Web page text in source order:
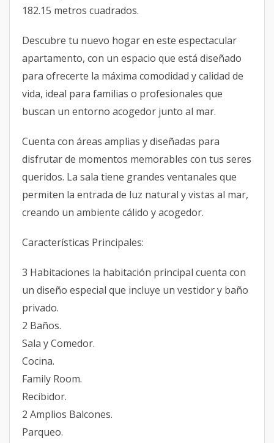
182.15 metros cuadrados.
Descubre tu nuevo hogar en este espectacular
apartamento, con un espacio que está diseñado
para ofrecerte la máxima comodidad y calidad de
vida, ideal para familias o profesionales que
buscan un entorno acogedor junto al mar.
Cuenta con áreas amplias y diseñadas para
disfrutar de momentos memorables con tus seres
queridos. La sala tiene grandes ventanales que
permiten la entrada de luz natural y vistas al mar,
creando un ambiente cálido y acogedor.
Características Principales:
3 Habitaciones la habitación principal cuenta con
un diseño especial que incluye un vestidor y baño
privado.
2 Baños.
Sala y Comedor.
Cocina.
Family Room.
Recibidor.
2 Amplios Balcones.
Parqueo.